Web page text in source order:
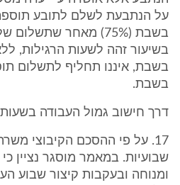
על הנתבעת לשלם לתובע
בשיעור זהה לשעות הרגילות,
בשבת, איננו תחליף לתשלום
בשבת.
דרך חישוב גמול העבודה
שבועיות. במאמר מוסגר נציין
ומנוחה ובעקבות קיצור שבוע